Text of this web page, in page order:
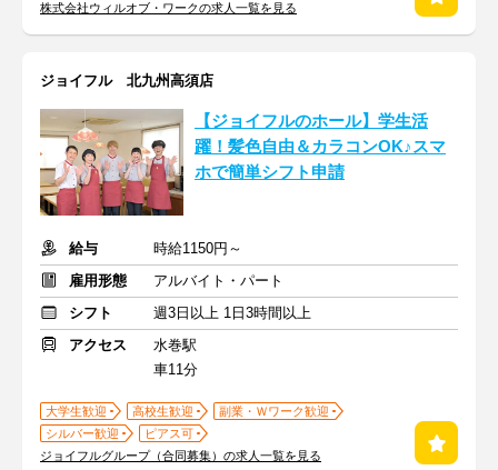
株式会社ウィルオブ・ワークの求人一覧を見る
ジョイフル 北九州高須店
【ジョイフルのホール】学生活
躍！髪色自由＆カラコンOK♪スマ
ホで簡単シフト申請
給与
時給1150円～
雇用形態
アルバイト・パート
シフト
週3日以上 1日3時間以上
アクセス
水巻駅
車11分
大学生歓迎 高校生歓迎
副業・Ｗワーク歓迎
シルバー歓迎
ピアス可
ジョイフルグループ（合同募集）の求人一覧を見る